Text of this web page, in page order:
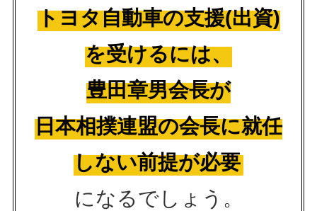
トヨタ自動車の支援(出資)
を受けるには、
豊田章男会長が
日本相撲連盟の会長に就任
しない前提が必要
になるでしょう。